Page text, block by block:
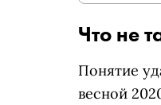
Что не
Понятие
весной